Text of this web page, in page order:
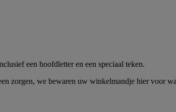
een hoofdletter en een speciaal teken.
zorgen, we bewaren uw winkelmandje hier voor